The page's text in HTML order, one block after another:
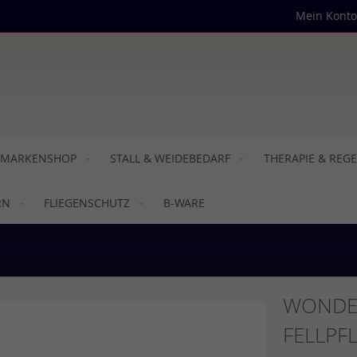
Mein Konto
MARKENSHOP STALL & WEIDEBEDARF THERAPIE &
FLIEGENSCHUTZ B-WARE